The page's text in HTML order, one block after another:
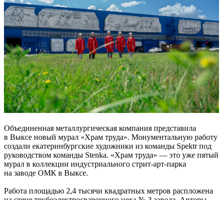
Объединенная металлургическая компания представила
в Выксе новый мурал «Храм труда». Монументальную работу
создали екатеринбургские художники из команды Spektr под
руководством команды Stenka. «Храм труда» — это уже пятый
мурал в коллекции индустриального стрит-арт-парка
на заводе ОМК в Выксе.
Работа площадью 2,4 тысячи квадратных метров распложена